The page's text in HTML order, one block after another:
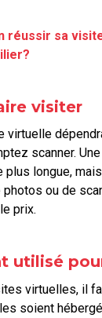
réussir sa
visiter
virtuelle
scanner.
longue,
ou de
prix.
utilisé
virtuelles, il
soient